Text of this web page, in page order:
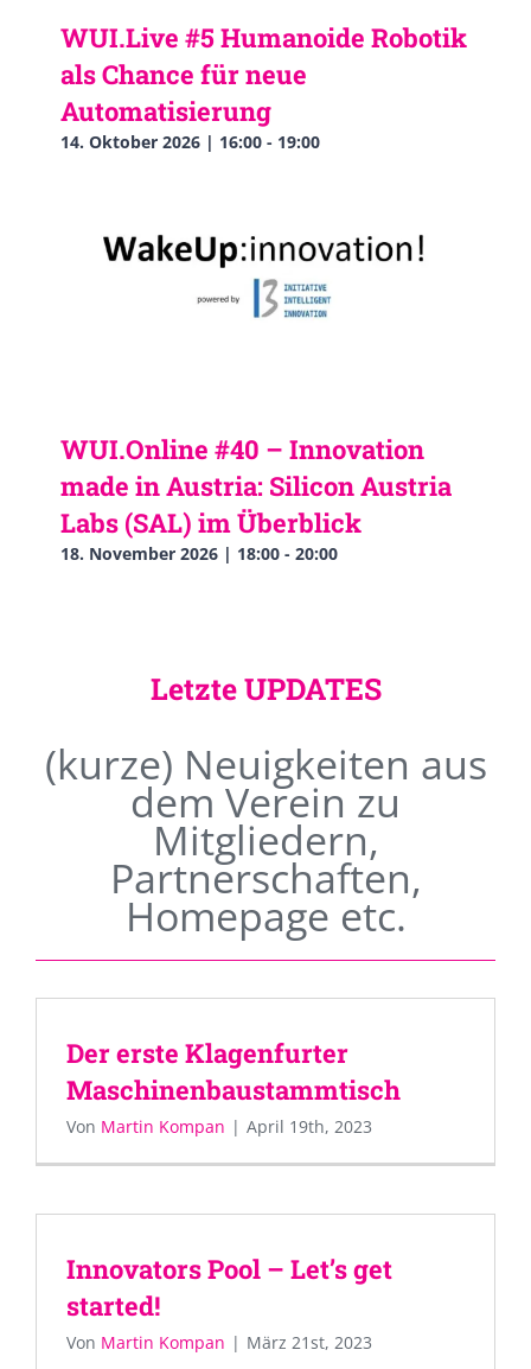
WUI.Live #5 Humanoide Robotik
als Chance für neue
Automatisierung
14. Oktober 2026 | 16:00 - 19:00
WUI.Online #40 – Innovation
made in Austria: Silicon Austria
Labs (SAL) im Überblick
18. November 2026 | 18:00 - 20:00
Letzte UPDATES
(kurze) Neuigkeiten aus
dem Verein zu
Mitgliedern,
Partnerschaften,
Homepage etc.
Der erste Klagenfurter
Maschinenbaustammtisch
Von Martin Kompan | April 19th, 2023
Innovators Pool – Let’s get
started!
Von Martin Kompan | März 21st, 2023